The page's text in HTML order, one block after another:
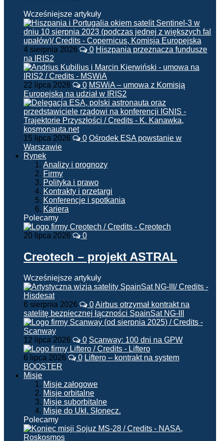
Wcześniejsze artykuły
4 sierpnia 2026 0 Hiszpania przeznacza fundusze
na IRIS2
22 lipca 2026 0 MSWiA – umowa z Komisją
Europejską na udział w IRIS2
15 lipca 2026 0 Ośrodek ESA powstanie w
Warszawie
Rynek
Analizy i prognozy
Firmy
Polityka i prawo
Kontrakty i przetargi
Konferencje i spotkania
Kariera
Polecamy
20 lipca 2026 0
Creotech – projekt ASTRAL
Wcześniejsze artykuły
6 sierpnia 2026 0Airbus otrzymał kontrakt na
satelitę bezpiecznej łączności SpainSat NG-III
12 lipca 2026 0 Scanway: 100 dni na GPW
6 lipca 2026 0 Liftero – kontrakt na system
BOOSTER
Misje
Misje załogowe
Misje orbitalne
Misje suborbitalne
Misje do Ukł. Słonecz.
Polecamy